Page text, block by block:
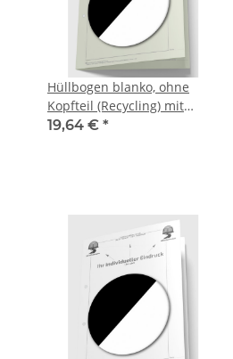
Hüllbogen blanko, ohne
Kopfteil (Recycling) mit
Eindruck in S/W, 1 Pack zu
19,64 € *